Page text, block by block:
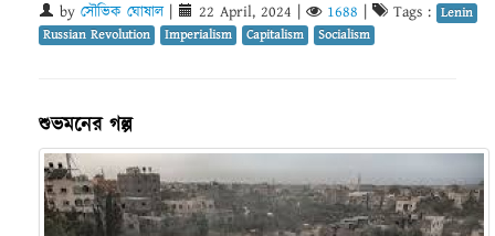
by সৌভিক ঘোষাল| 22 April, 2024 1688 Tags : Lenin
Russian Revolution
Imperialism Capitalism Socialism
শুভমনের গল্প